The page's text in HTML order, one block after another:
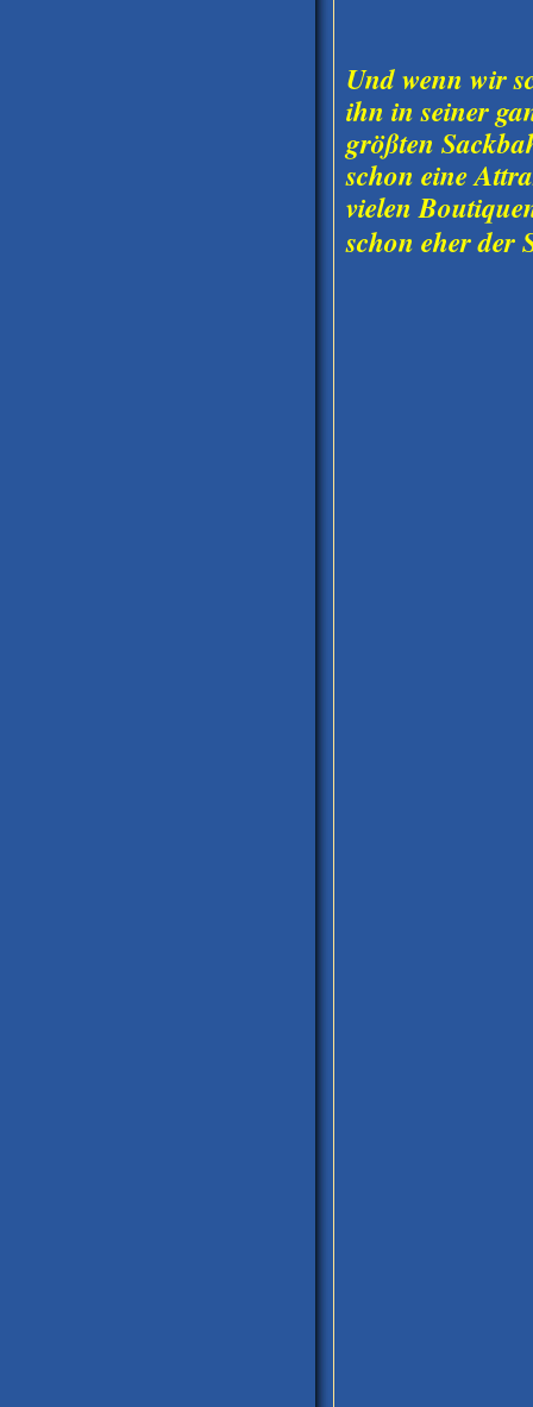
Und wenn wir
ihn in seiner
größten
schon eine
vielen
schon eher der